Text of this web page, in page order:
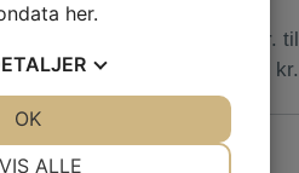
min
Fra 650,00 kr. til
2.200.00 kr.
her.
ALLE
OK